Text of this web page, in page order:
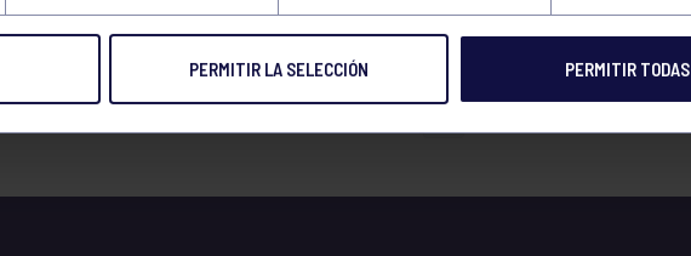
PERMITIR LA SELECCIÓN PERMITIR TODAS
171